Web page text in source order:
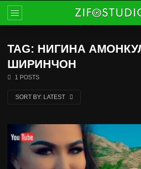
TAG: НИГИНА
ШИРИНЧОН
1 POSTS
SORT BY: LATEST